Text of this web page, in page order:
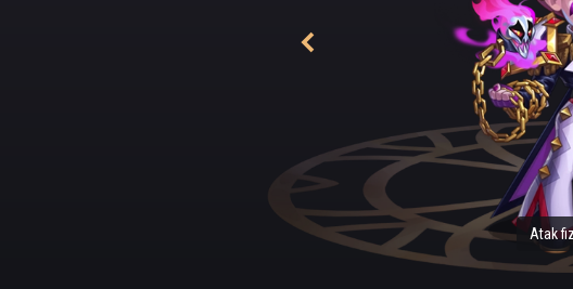
Czasami, gdy Lyria się
do naszego świata. Lyria
potrzebuje mocy. Moc
na dziwne sposoby. Moc
których się specjalizuje.
przewagę.
Lyrię napędza prawdziwe
aby zadawać się z ludźmi, bo
ważne i słyszała nieroztropne
martwym, raczej nie ma
Atak